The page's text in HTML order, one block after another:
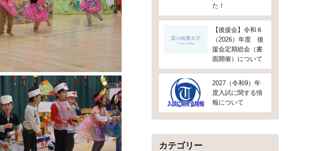
た！
【後援会】令和８
（2026）年度 後
援会定期総会（書
面開催）について
2027（令和9）年
度入試に関する情
報について
カテゴリー